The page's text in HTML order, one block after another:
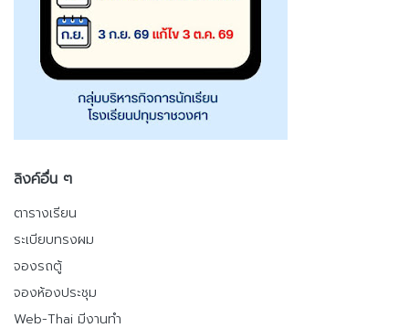
ลิงค์อื่น ๆ
ตารางเรียน
ระเบียบทรงผม
จองรถตู้
จองห้องประชุม
Web-Thai มีงานทำ